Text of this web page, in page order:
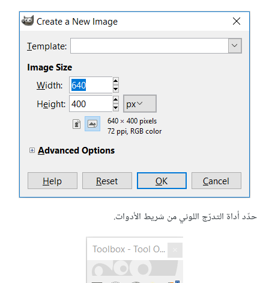
حدّد أداة التدرّج اللوني من شريط الأدوات.